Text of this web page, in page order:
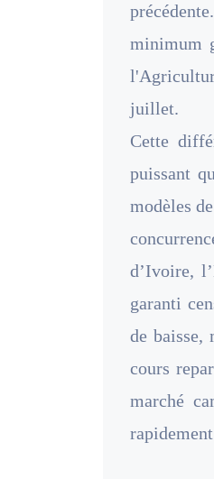
minimum
juillet.
Cette
puissant
modèles
d’Ivoire,
garanti
de baisse,
cours
marché